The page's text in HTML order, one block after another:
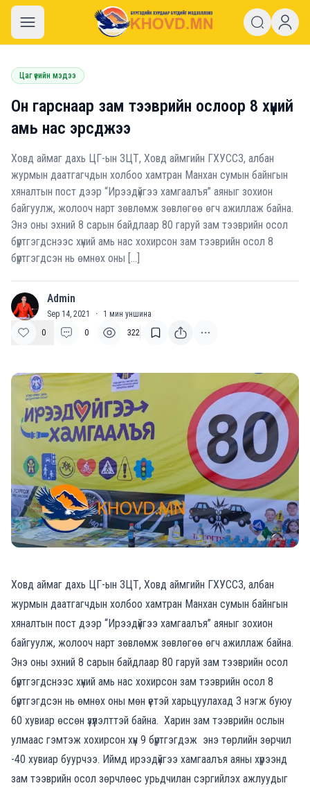
khovd.mn
Цаг үеийн мэдээ
Он гарснаар зам тээврийн ослоор 8 хүний
амь нас эрсджээ
Ховд аймаг дахь ЦГ-ын ЗЦТ, Ховд аймгийн ГХУССЗ, албан
журмын даатгагчдын холбоо хамтран Манхан сумын байнгын
хяналтын пост дээр “Ирээдүйгээ хамгаалъя” аяныг зохион
байгуулж, жолооч нарт зөвлөмж зөвлөгөө өгч ажиллаж байна.
Энэ оны эхний 8 сарын байдлаар 80 гаруй зам тээврийн осол
бүртгэгдснээс хүний амь нас хохирсон зам тээврийн осол 8
бүртгэгдсэн нь өмнөх оны […]
A Admin
Sep 14, 2021 · 1 мин уншина
0
0 322
Ховд аймаг дахь ЦГ-ын ЗЦТ, Ховд аймгийн ГХУССЗ, албан
журмын даатгагчдын холбоо хамтран Манхан сумын байнгын
хяналтын пост дээр “Ирээдүйгээ хамгаалъя” аяныг зохион
байгуулж, жолооч нарт зөвлөмж зөвлөгөө өгч ажиллаж байна.
Энэ оны эхний 8 сарын байдлаар 80 гаруй зам тээврийн осол
бүртгэгдснээс хүний амь нас хохирсон зам тээврийн осол 8
бүртгэгдсэн нь өмнөх оны мөн үетэй харьцуулахад 3 нэгж буюу
60 хувиар өссөн үзүүлэлттэй байна. Харин зам тээврийн ослын
улмаас гэмтэж хохирсон хүн 9 бүртгэгдэж энэ төрлийн зөрчил
-40 хувиар буурчээ. Иймд ирээдүйгээ хамгаалъя аяны хүрээнд
зам тээврийн осол зөрчлөөс урьдчилан сэргийлэх ажлуудыг